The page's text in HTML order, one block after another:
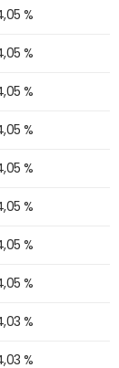
%
%
%
%
%
%
%
%
%
%